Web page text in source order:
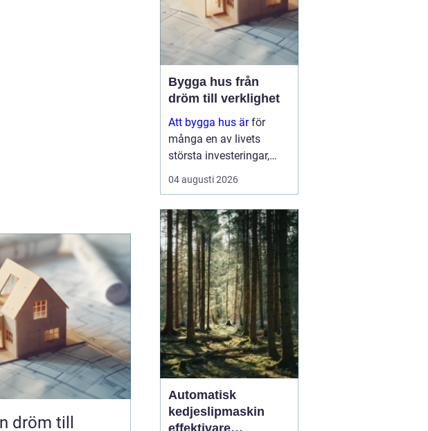
Bygga hus från
dröm till verklighet
Att bygga hus ärför
många en av livets
största investeringar,
både känslomässigt och
ekonomiskt. Samtidigt
tomt, planlösning,
material,
entreprenadform och
energilösnin...
04 augusti 2026
Automatisk
kedjeslipmaskin
effektivare